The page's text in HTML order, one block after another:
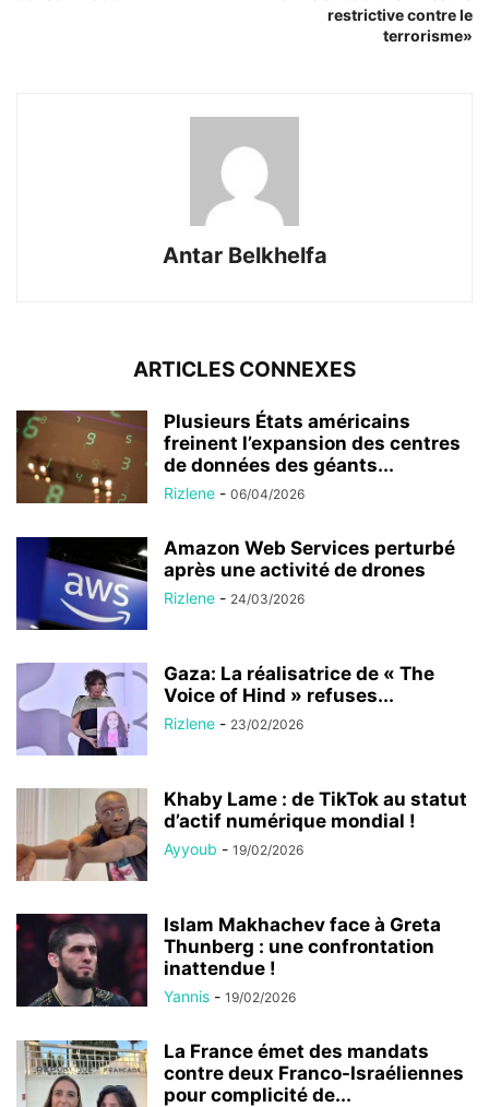
restrictive contre le
terrorisme»
Antar Belkhelfa
ARTICLES CONNEXES
Plusieurs États américains
freinent l’expansion des centres
de données des géants...
Rizlene - 06/04/2026
Amazon Web Services perturbé
après une activité de drones
Rizlene - 24/03/2026
Gaza: La réalisatrice de « The
Voice of Hind » refuses...
Rizlene - 23/02/2026
Khaby Lame : de TikTok au statut
d’actif numérique mondial !
Ayyoub - 19/02/2026
Islam Makhachev face à Greta
Thunberg : une confrontation
inattendue !
Yannis - 19/02/2026
La France émet des mandats
contre deux Franco-Israéliennes
pour complicité de...